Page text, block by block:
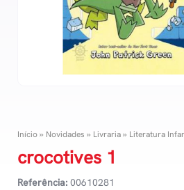
Início» Novidades » Livraria» Literatura
crocotives 1
Referência: 00610281